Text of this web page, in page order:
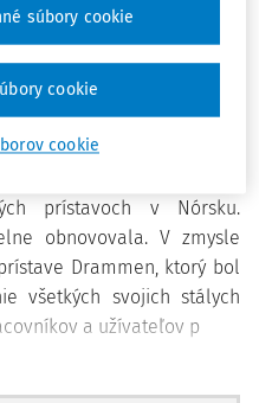
členom LO.
rámcovú kolektívnu
podnikateľov (NHO),
v Nórsku, a s
nákladnej dopravy, ktorá
prístavoch v Nórsku.
obnovovala. V zmysle
Drammen, ktorý bol
všetkých svojich stálych
a užívateľov p
cookie
súbory cookie
cookie